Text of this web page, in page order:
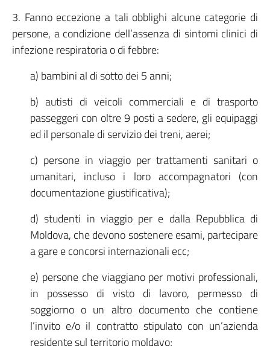
3. Fanno eccezione a tali obblighi alcune categorie di
persone, a condizione dell’assenza di sintomi clinici di
infezione respiratoria o di febbre:
a) bambini al di sotto dei 5 anni;
b) autisti di veicoli commerciali e di trasporto
passeggeri con oltre 9 posti a sedere, gli equipaggi
ed il personale di servizio dei treni, aerei;
c) persone in viaggio per trattamenti sanitari o
umanitari, incluso i loro accompagnatori (con
documentazione giustificativa);
d) studenti in viaggio per e dalla Repubblica di
Moldova, che devono sostenere esami, partecipare
a gare e concorsi internazionali ecc;
e) persone che viaggiano per motivi professionali,
in possesso di visto di lavoro, permesso di
soggiorno o un altro documento che contiene
l’invito e/o il contratto stipulato con un’azienda
residente sul territorio moldavo;